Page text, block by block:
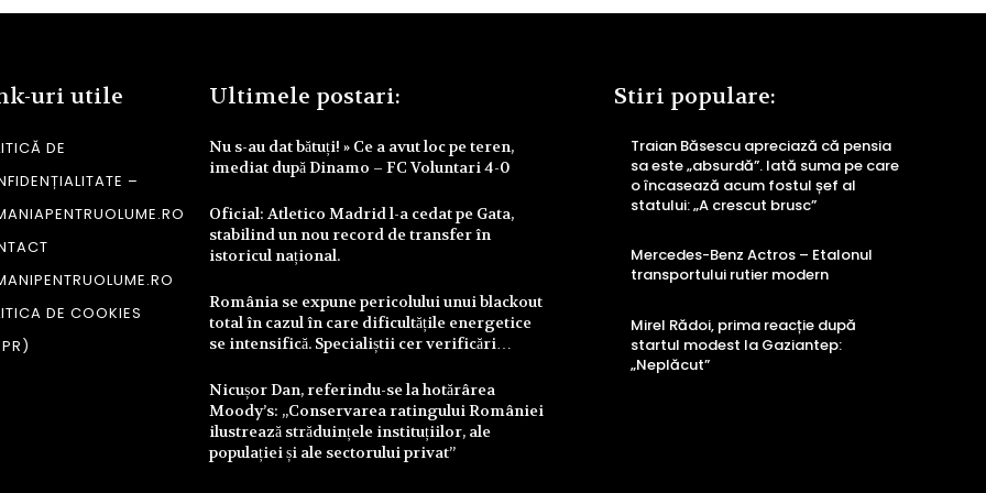
uri utile
DE
–
DE COOKIES
Ultimele postari:
Nu s-au dat bătuți! » Ce a avut loc pe teren,
imediat după Dinamo – FC Voluntari 4-0
Oficial: Atletico Madrid l-a cedat pe Gata,
stabilind un nou record de transfer în
istoricul național.
România se expune pericolului unui blackout
total în cazul în care dificultățile energetice
se intensifică. Specialiștii cer verificări…
Nicușor Dan, referindu-se la hotărârea
Moody’s: „Conservarea ratingului României
ilustrează străduințele instituțiilor, ale
populației și ale sectorului privat”
Stiri populare:
Traian Băsescu apreciază că pensia
sa este „absurdă”. Iată suma pe care
o încasează acum fostul șef al
statului: „A crescut brusc”
Mercedes-Benz Actros – Etalonul
transportului rutier modern
Mirel Rădoi, prima reacție după
startul modest la Gaziantep:
„Neplăcut”